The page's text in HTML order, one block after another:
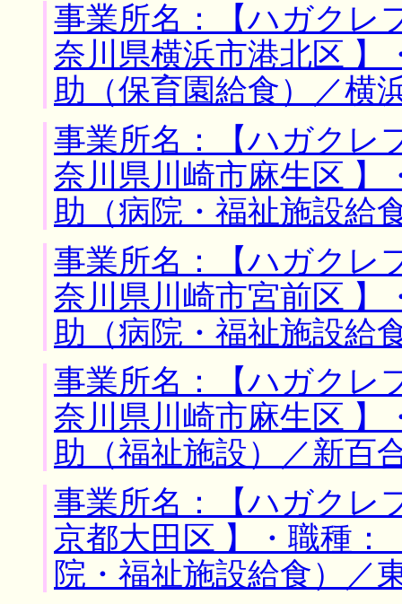
事業所名：【ハガクレ
奈川県横浜市港北区 】
助（保育園給食）／横
事業所名：【ハガクレ
奈川県川崎市麻生区 】
助（病院・福祉施設給
事業所名：【ハガクレ
奈川県川崎市宮前区 】
助（病院・福祉施設給
事業所名：【ハガクレ
奈川県川崎市麻生区 】
助（福祉施設）／新百
事業所名：【ハガクレ
京都大田区 】・職種：
院・福祉施設給食）／